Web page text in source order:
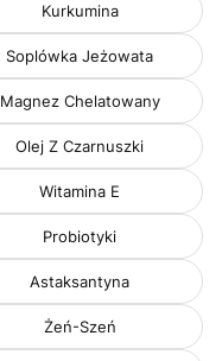
Kurkumina
Soplówka Jeżowata
Magnez Chelatowany
Olej Z Czarnuszki
Witamina E
Probiotyki
Astaksantyna
Żeń-Szeń